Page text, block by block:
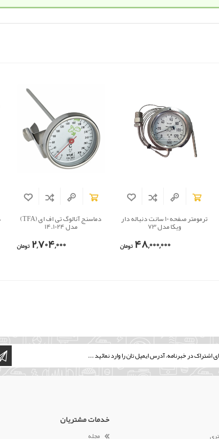
ترمومتر صفحه 10 سانت دنباله دار
ویکا مدل 73
48,000,000تومان
دماسنج آنالوگ تی اف ای (TFA)
مدل 14.1024
2,704,000 تومان
خدمات مشتریان
مجله